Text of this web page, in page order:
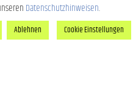
Datenschutzhinweisen.
Ablehnen Cookie Einstellungen